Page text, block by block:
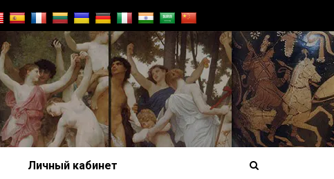
Личный кабинет